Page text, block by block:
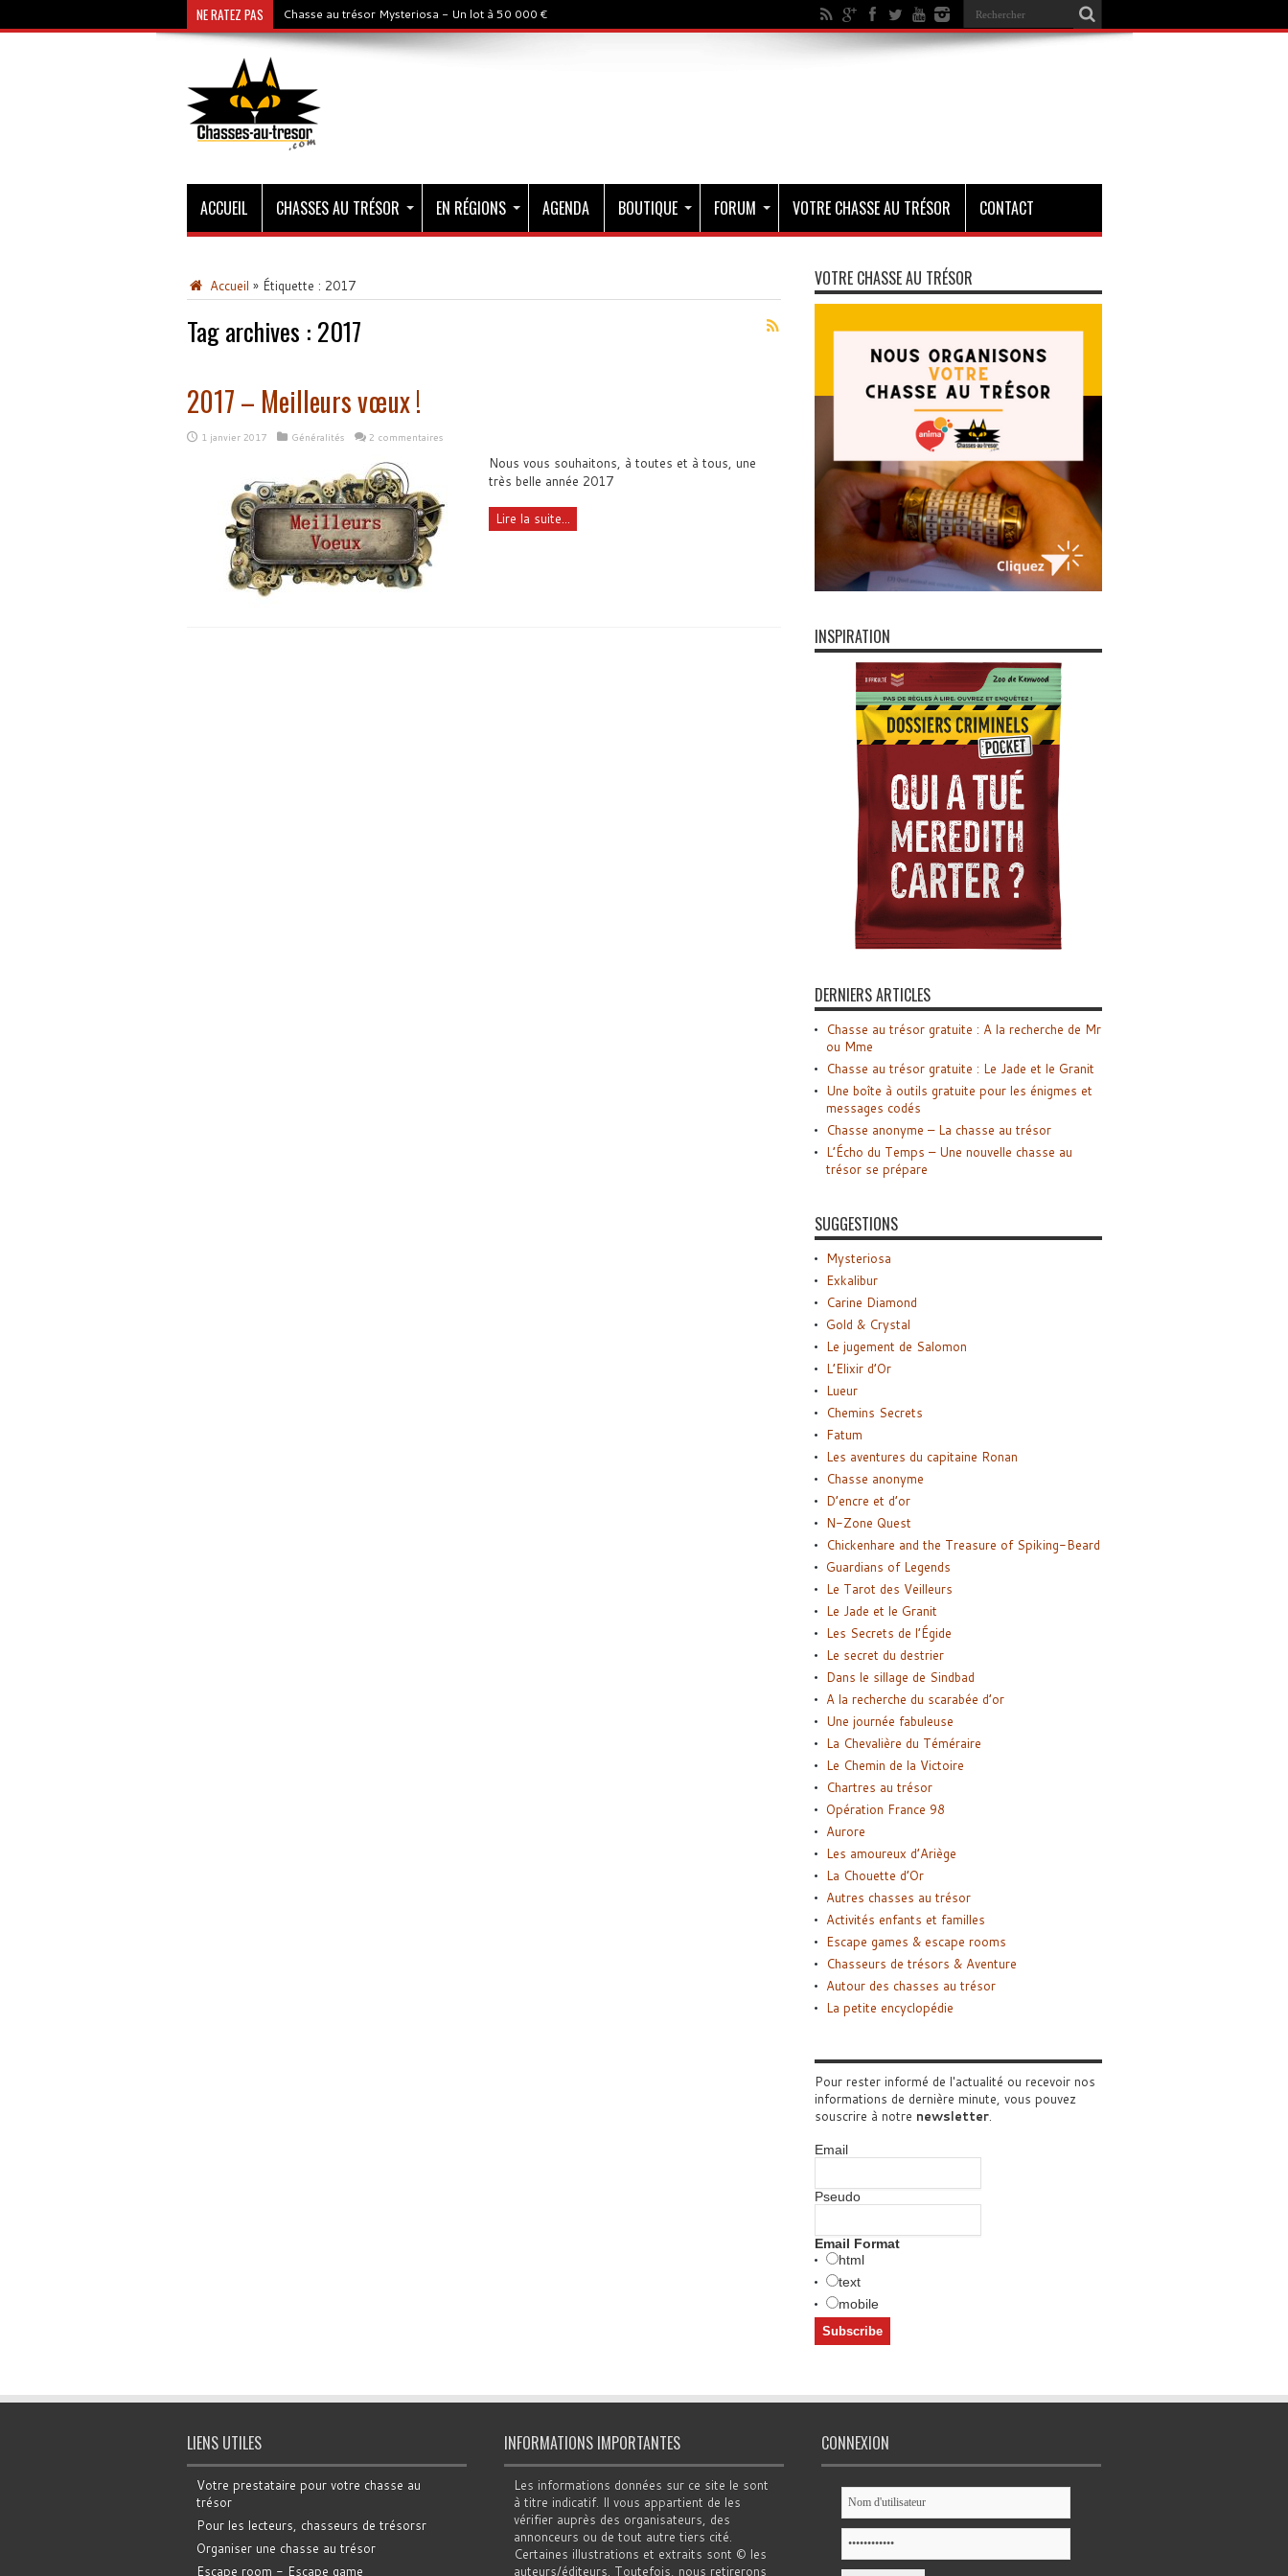
NE RATEZ PAS Chasse au trésor Mysteriosa - Un lot à 50 000 €
ACCUEIL CHASSES AU TRÉSOR EN RÉGIONS AGENDA BOUTIQUE FORUM VOTRE CHASSE AU TRÉSOR CONTACT
Accueil » Étiquette : 2017
Tag archives : 2017
2017 – Meilleurs vœux !
1 janvier 2017 Généralités 2 commentaires
Nous vous souhaitons, à toutes et à tous, une
très belle année 2017
Lire la suite...
VOTRE CHASSE AU TRÉSOR
INSPIRATION
DERNIERS ARTICLES
Chasse au trésor gratuite : A la recherche de Mr
ou Mme
Chasse au trésor gratuite : Le Jade et le Granit
Une boîte à outils gratuite pour les énigmes et
messages codés
Chasse anonyme – La chasse au trésor
L’Écho du Temps – Une nouvelle chasse au
trésor se prépare
SUGGESTIONS
Mysteriosa
Exkalibur
Carine Diamond
Gold & Crystal
Le jugement de Salomon
L’Elixir d’Or
Lueur
Chemins Secrets
Fatum
Les aventures du capitaine Ronan
Chasse anonyme
D’encre et d’or
N-Zone Quest
Chickenhare and the Treasure of Spiking-Beard
Guardians of Legends
Le Tarot des Veilleurs
Le Jade et le Granit
Les Secrets de l’Égide
Le secret du destrier
Dans le sillage de Sindbad
A la recherche du scarabée d’or
Une journée fabuleuse
La Chevalière du Téméraire
Le Chemin de la Victoire
Chartres au trésor
Opération France 98
Aurore
Les amoureux d’Ariège
La Chouette d’Or
Autres chasses au trésor
Activités enfants et familles
Escape games & escape rooms
Chasseurs de trésors & Aventure
Autour des chasses au trésor
La petite encyclopédie
Pour rester informé de l'actualité ou recevoir nos
informations de dernière minute, vous pouvez
souscrire à notre newsletter.
Email
Pseudo
Email Format
html
text
mobile
LIENS UTILES
Votre prestataire pour votre chasse au
trésor
Pour les lecteurs, chasseurs de trésorsr
Organiser une chasse au trésor
Escape room - Escape game
INFORMATIONS IMPORTANTES
Les informations données sur ce site le sont
à titre indicatif. Il vous appartient de les
vérifier auprès des organisateurs, des
annonceurs ou de tout autre tiers cité.
Certaines illustrations et extraits sont © les
auteurs/éditeurs. Toutefois, nous retirerons
CONNEXION